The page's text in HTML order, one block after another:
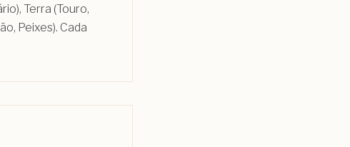
Terra (Touro,
Peixes). Cada